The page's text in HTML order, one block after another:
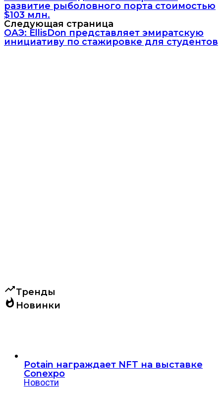
развитие рыболовного порта стоимостью
$103 млн.
Следующая страница
ОАЭ: EllisDon представляет эмиратскую
инициативу по стажировке для студентов
trending_upТренды
whatshot Новинки
Potain награждает NFT на выставке
Conexpo
Новости